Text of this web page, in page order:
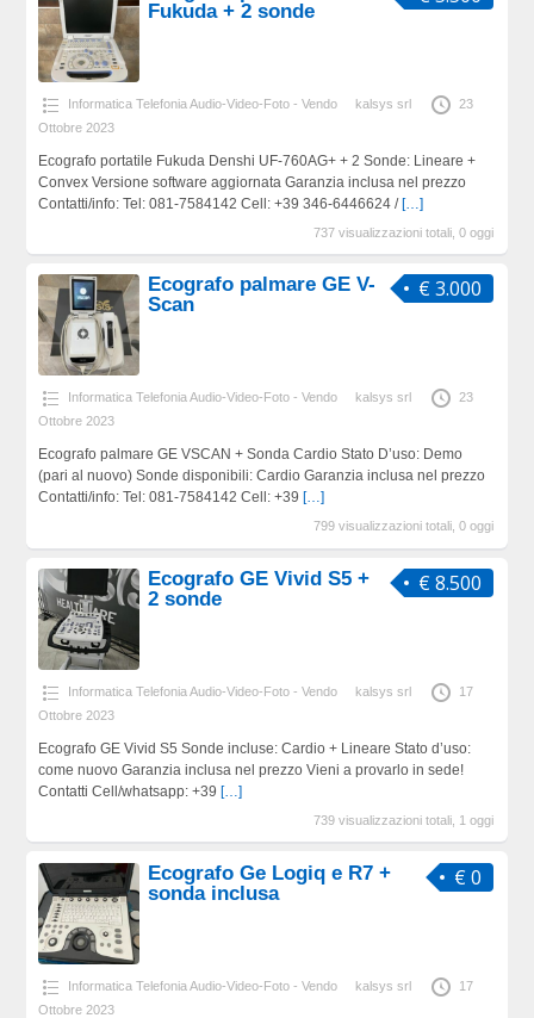
Fukuda + 2 sonde
Informatica Telefonia Audio-Video-Foto - Vendo kalsys srl
23
Ottobre 2023
Ecografo portatile Fukuda Denshi UF-760AG+ + 2 Sonde: Lineare +
Convex Versione software aggiornata Garanzia inclusa nel prezzo
Contatti/info: Tel: 081-7584142 Cell: +39 346-6446624 /[…]
737 visualizzazioni totali, 0 oggi
€ 3.000
Ecografo palmare GE V-
Scan
Informatica Telefonia Audio-Video-Foto - Vendo kalsys srl
23
Ottobre 2023
Ecografo palmare GE VSCAN + Sonda Cardio Stato D’uso: Demo
(pari al nuovo) Sonde disponibili: Cardio Garanzia inclusa nel prezzo
Contatti/info: Tel: 081-7584142 Cell: +39 […]
799 visualizzazioni totali, 0 oggi
€ 8.500
Ecografo GE Vivid S5 +
2 sonde
Informatica Telefonia Audio-Video-Foto - Vendo kalsys srl
17
Ottobre 2023
Ecografo GE Vivid S5 Sonde incluse: Cardio + Lineare Stato d’uso:
come nuovo Garanzia inclusa nel prezzo Vieni a provarlo in sede!
Contatti Cell/whatsapp: +39 […]
739 visualizzazioni totali, 1 oggi
€ 0
Ecografo Ge Logiq e R7 +
sonda inclusa
Informatica Telefonia Audio-Video-Foto - Vendo kalsys srl
17
Ottobre 2023